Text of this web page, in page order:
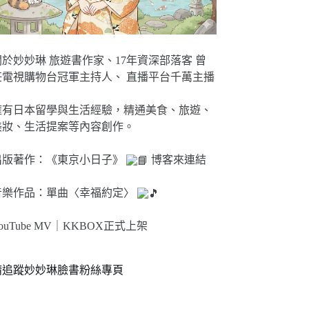
妙妙琳 旅遊書作家、17年資深部落客 曾
電視購物台冠軍主持人、 直播平台千萬主播
日本留學與生活經驗，精通美食、旅遊、
、生活提案等內容創作。
著作：《東京小日子》 博客來連結
作品：單曲〈幸福約定〉
MV｜KKBOX正式上架
追蹤妙妙琳臉書粉絲專頁